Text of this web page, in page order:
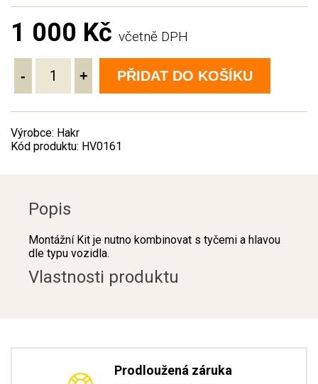
1 000 Kč včetně DPH
- + PŘIDAT DO KOŠÍKU
Výrobce: Hakr
Kód produktu: HV0161
Popis
Montážní Kit je nutno kombinovat s tyčemi a hlavou
dle typu vozidla.
Vlastnosti produktu
Prodloužená záruka